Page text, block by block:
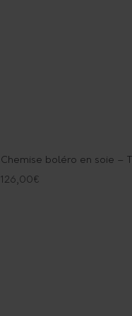
Chemise boléro en soie –
126,00€